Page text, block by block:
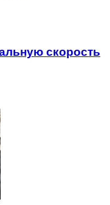
скорость